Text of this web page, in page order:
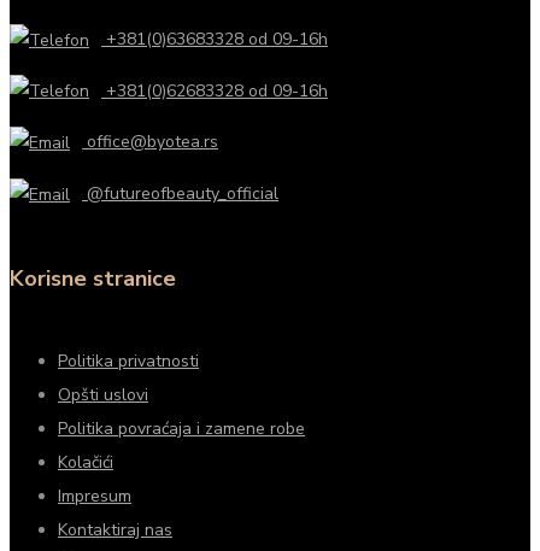
+381(0)63683328 od 09-16h
+381(0)62683328 od 09-16h
office@byotea.rs
@futureofbeauty_official
Korisne stranice
Politika privatnosti
Opšti uslovi
Politika povraćaja i zamene robe
Kolačići
Impresum
Kontaktiraj nas